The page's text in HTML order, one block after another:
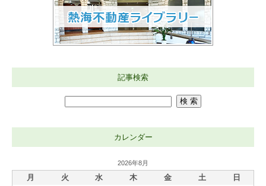
記事検索
カレンダー
2026年8月
月 火 水 木 金 土 日